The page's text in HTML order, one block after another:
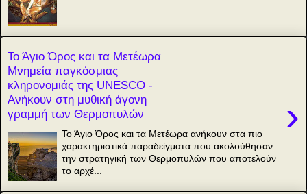
Το Άγιο Όρος και τα Μετέωρα
Μνημεία παγκόσμιας
κληρονομιάς της UNESCO -
Ανήκουν στη μυθική άγονη
γραμμή των Θερμοπυλών
›
Το Άγιο Όρος και τα Μετέωρα ανήκουν στα πιο
χαρακτηριστικά παραδείγματα που ακολούθησαν
την στρατηγική των Θερμοπυλών που αποτελούν
το αρχέ...